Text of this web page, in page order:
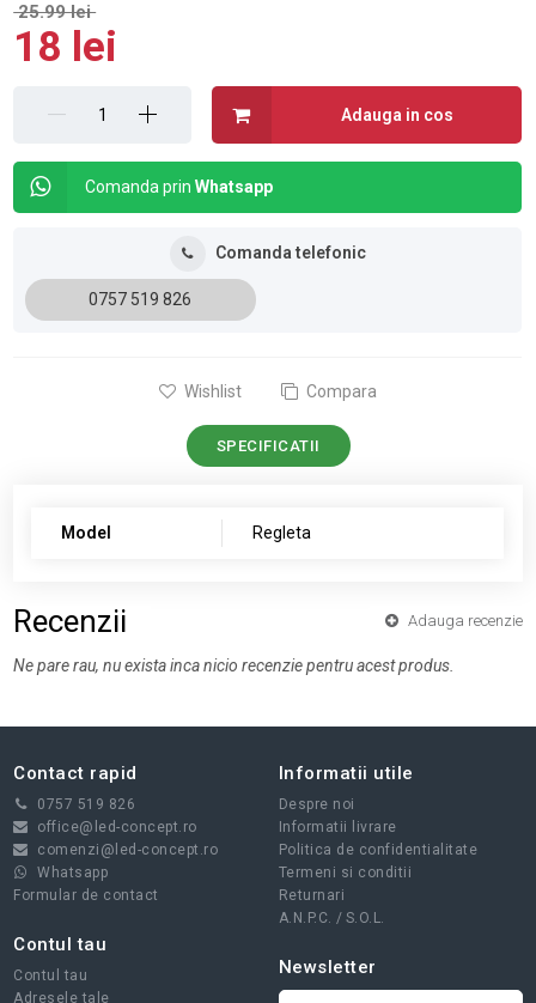
25.99 lei
18 lei
Adauga in cos
Comanda prinWhatsapp
Comanda telefonic
0757 519 826
Wishlist Compara
SPECIFICATII
Model Regleta
Recenzii Adauga recenzie
Ne pare rau, nu exista inca nicio recenzie pentru acest produs.
Contact rapid
0757 519 826
office@led-concept.ro
comenzi@led-concept.ro
Whatsapp
Formular de contact
Informatii utile
Despre noi
Informatii livrare
Politica de confidentialitate
Termeni si conditii
Returnari
A.N.P.C. / S.O.L.
Contul tau
Contul tau
Adresele tale
Newsletter